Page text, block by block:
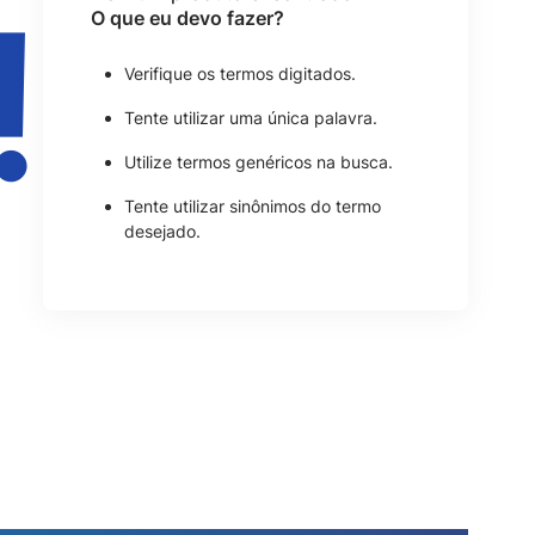
O que eu devo fazer?
Verifique os termos digitados.
Tente utilizar uma única palavra.
Utilize termos genéricos na busca.
Tente utilizar sinônimos do termo
desejado.